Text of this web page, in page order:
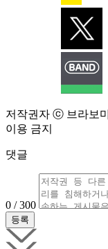
저작권자 ⓒ 브라보
이용 금지
댓글
0 / 300